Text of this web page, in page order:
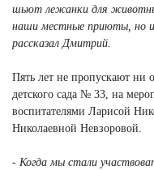
шьют лежанки для
наши местные приюты, но
рассказал Дмитрий.
Пять лет не пропускают
детского сада № 33, на
воспитателями Ларисой
Николаевной Невзоровой.
- Когда мы стали